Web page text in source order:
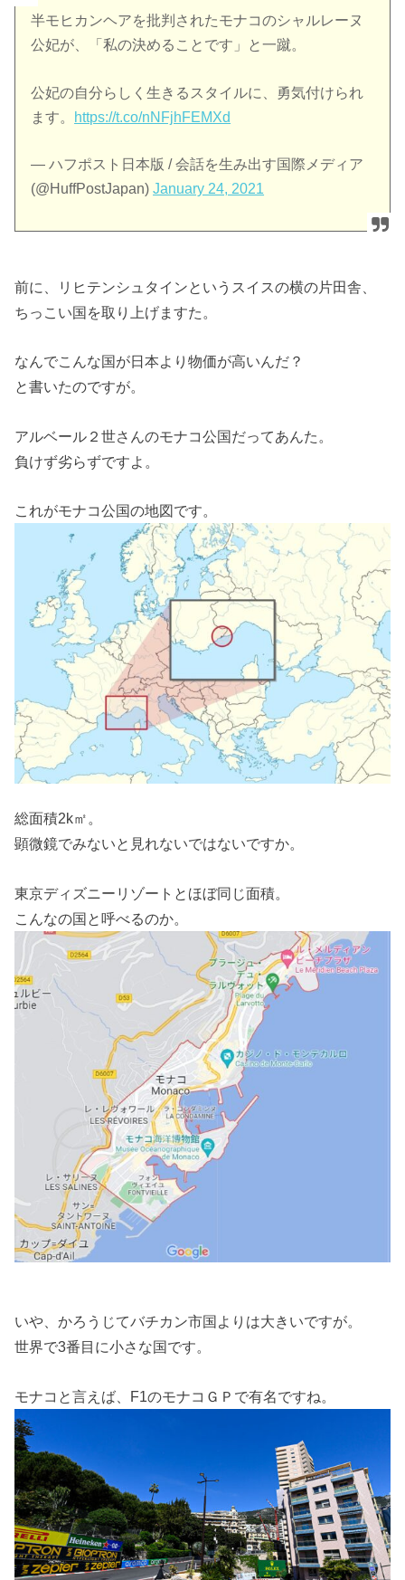
半モヒカンヘアを批判されたモナコのシャルレーヌ
公妃が、「私の決めることです」と一蹴。
公妃の自分らしく生きるスタイルに、勇気付けられ
ます。
https://t.co/nNFjhFEMXd
— ハフポスト日本版 / 会話を生み出す国際メディア
(@HuffPostJapan)January 24, 2021
前に、リヒテンシュタインというスイスの横の片田舎、
ちっこい国を取り上げますた。
なんでこんな国が日本より物価が高いんだ？
と書いたのですが。
アルベール２世さんのモナコ公国だってあんた。
負けず劣らずですよ。
これがモナコ公国の地図です。
総面積2k㎡。
顕微鏡でみないと見れないではないですか。
東京ディズニーリゾートとほぼ同じ面積。
こんなの国と呼べるのか。
いや、かろうじてバチカン市国よりは大きいですが。
世界で3番目に小さな国です。
モナコと言えば、F1のモナコＧＰで有名ですね。